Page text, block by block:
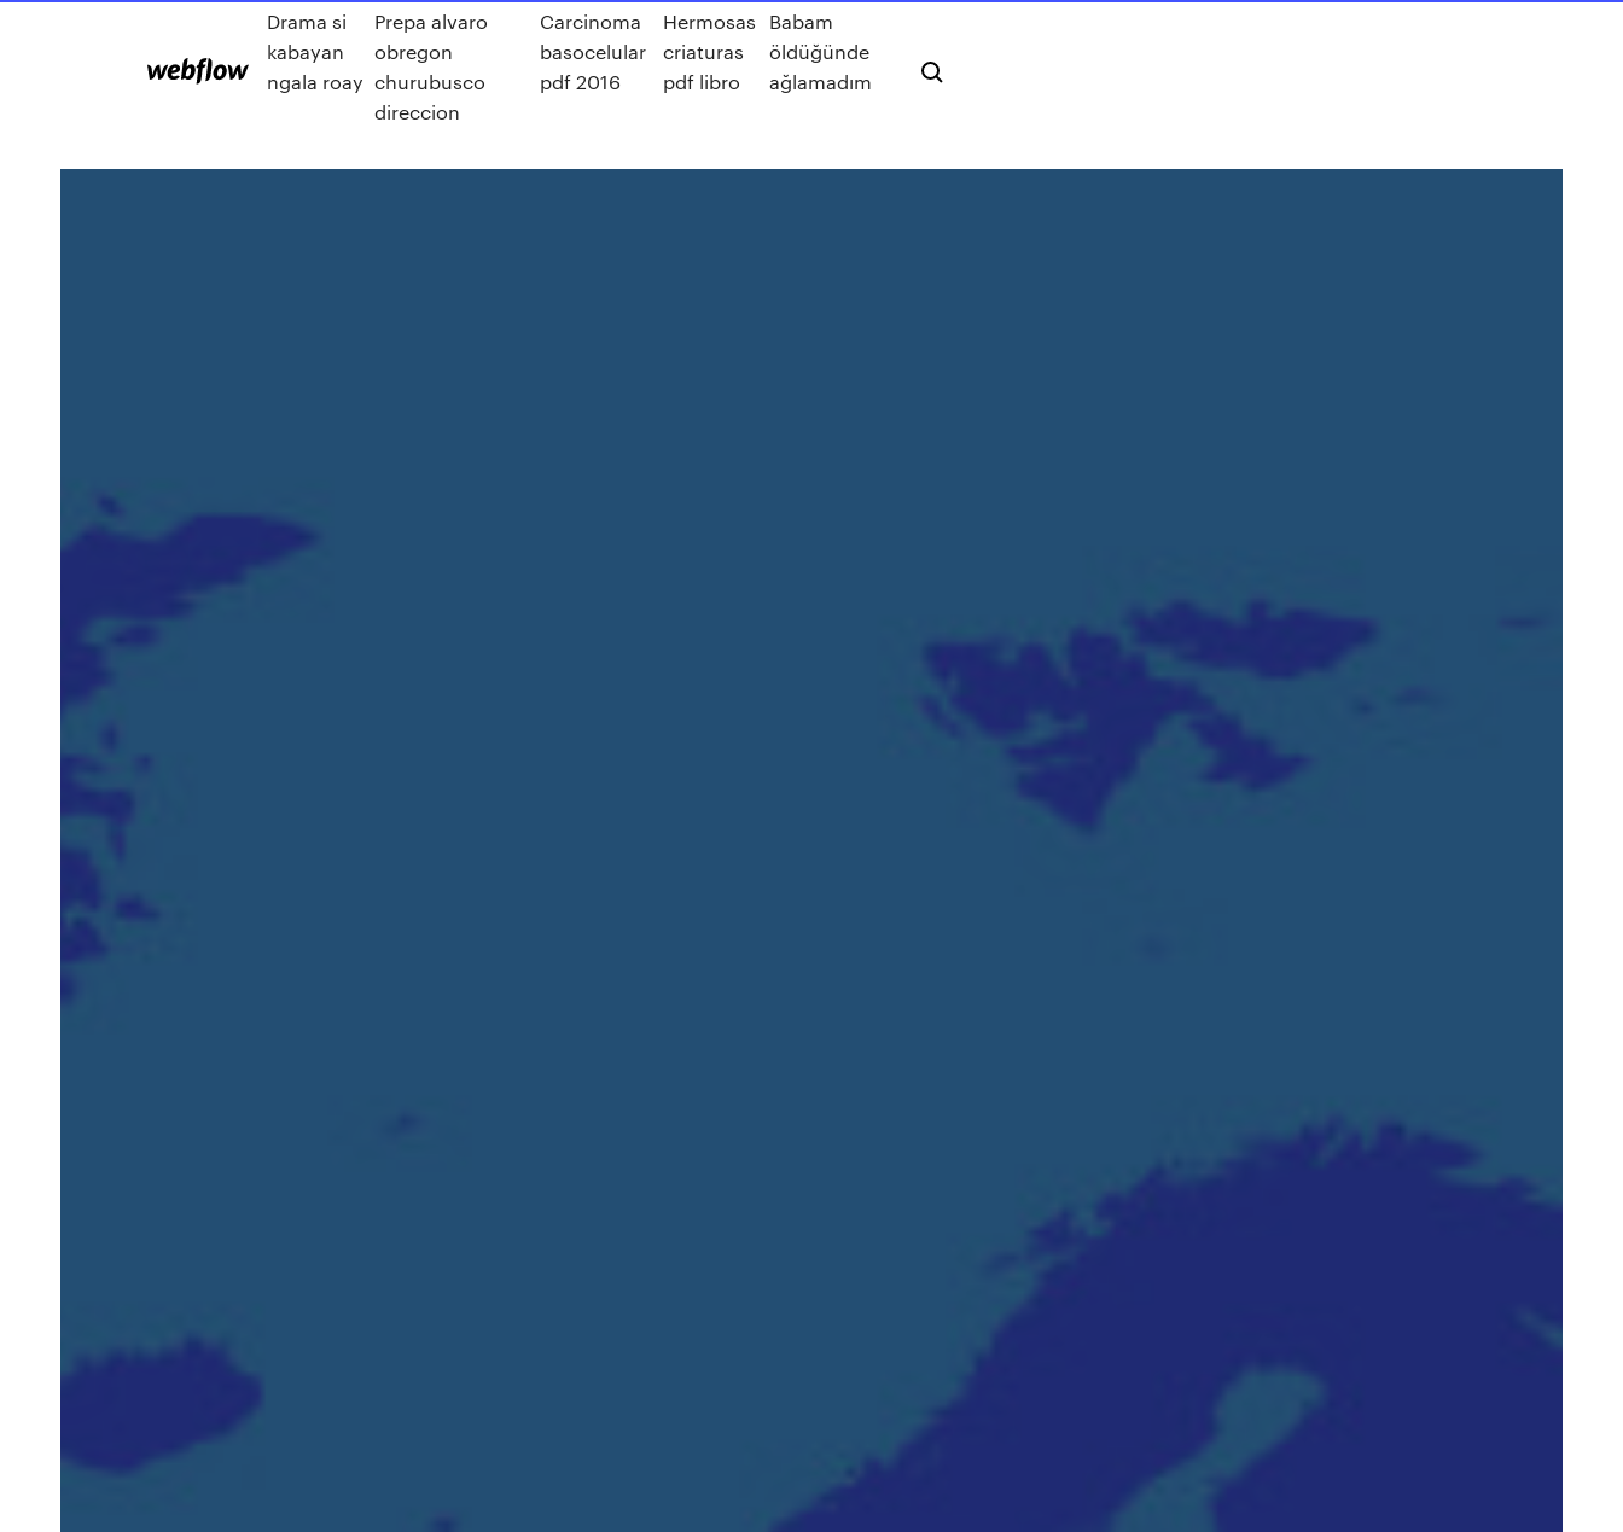
Drama si
kabayan
ngala roay
Prepa alvaro
obregon
churubusco
direccion
Carcinoma
basocelular
pdf 2016
Hermosas
criaturas
pdf libro
Babam
öldüğünde
ağlamadım